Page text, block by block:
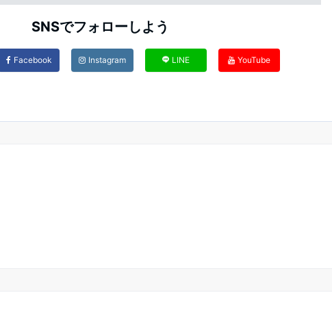
SNSでフォローしよう
Facebook Instagram LINE YouTube